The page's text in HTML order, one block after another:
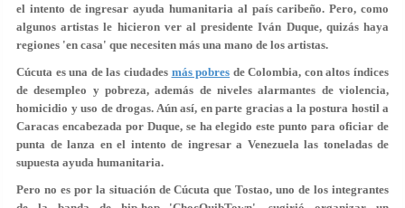
el intento de ingresar ayuda humanitaria al país caribeño. Pero, como
algunos artistas le hicieron ver al presidente Iván Duque, quizás haya
regiones 'en casa' que necesiten más una mano de los artistas.
Cúcuta es una de las ciudades más pobres de Colombia, con altos índices
de desempleo y pobreza, además de niveles alarmantes de violencia,
homicidio y uso de drogas. Aún así, en parte gracias a la postura hostil a
Caracas encabezada por Duque, se ha elegido este punto para oficiar de
punta de lanza en el intento de ingresar a Venezuela las toneladas de
supuesta ayuda humanitaria.
Pero no es por la situación de Cúcuta que Tostao, uno de los integrantes